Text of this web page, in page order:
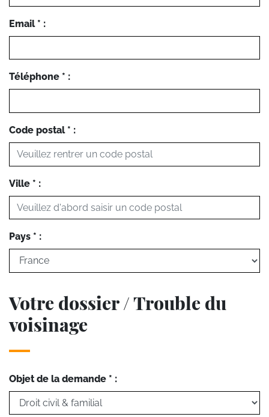
Email * :
Téléphone * :
Code postal * :
Ville * :
Pays * :
Votre dossier / Trouble du
voisinage
Objet de la demande * :